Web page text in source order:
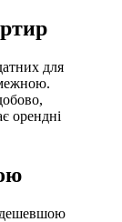
для
орендні
дешевшою